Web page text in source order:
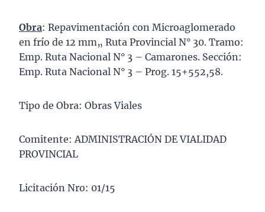
Obra: Repavimentación con Microaglomerado
en frío de 12 mm„ Ruta Provincial N° 30. Tramo:
Emp. Ruta Nacional N° 3 – Camarones. Sección:
Emp. Ruta Nacional N° 3 – Prog. 15+552,58.
Tipo de Obra: Obras Viales
Comitente: ADMINISTRACIÓN DE VIALIDAD
PROVINCIAL
Licitación Nro: 01/15